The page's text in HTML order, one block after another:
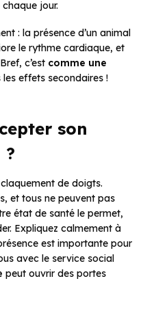
jour.
: la présence d’un animal
le rythme cardiaque, et
c’est comme une
les effets secondaires !
son
de doigts.
et tous ne peuvent pas
état de santé le permet,
Expliquez calmement à
est importante pour
avec le service social
peut ouvrir des portes